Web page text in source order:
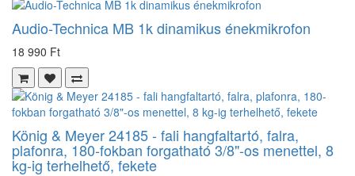
Audio-Technica MB 1k dinamikus énekmikrofon
18 990 Ft
König & Meyer 24185 - fali hangfaltartó, falra,
plafonra, 180-fokban forgatható 3/8"-os menettel, 8
kg-ig terhelhető, fekete